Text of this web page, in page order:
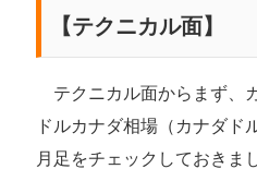
【テクニカル面】
テクニカル面からまず、
ドルカナダ相場（カナダド
月足をチェックしておきま